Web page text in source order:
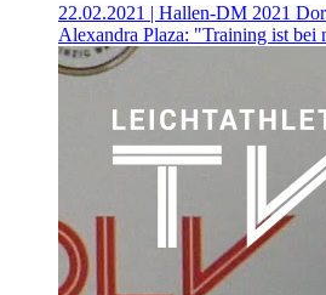
22.02.2021 | Hallen-DM 2021
Alexandra Plaza: "Training ist bei